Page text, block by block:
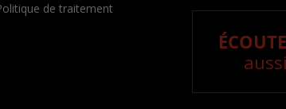
de traitement